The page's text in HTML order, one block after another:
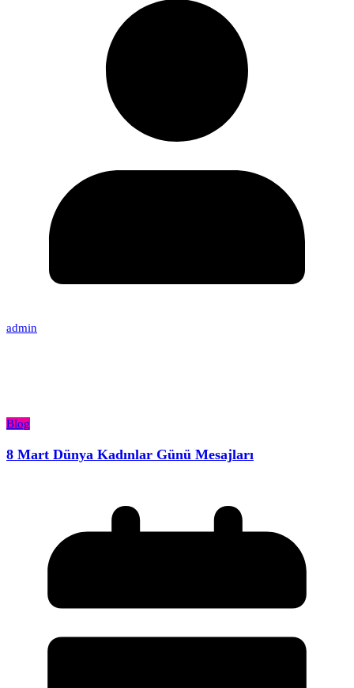
admin
Blog
8 Mart Dünya Kadınlar Günü Mesajları